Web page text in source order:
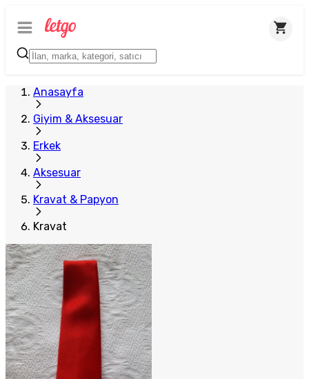
Anasayfa
Giyim & Aksesuar
Erkek
Aksesuar
Kravat & Papyon
Kravat